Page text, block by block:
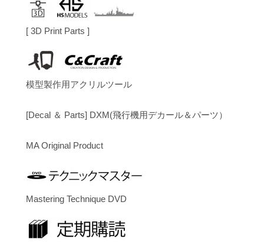
[ 3D Print Parts ]
模型製作用アクリルツール
[Decal ＆ Parts] DXM(飛行機用デカール＆パーツ）
MA Original Product
Mastering Technique DVD